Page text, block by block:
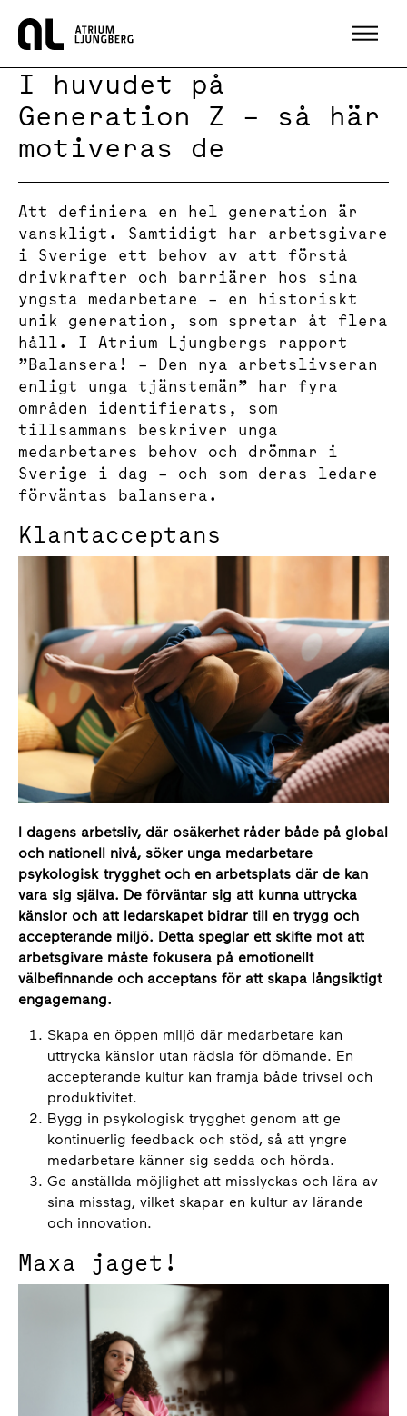
Hem
I huvudet på
Generation Z – så här
motiveras de
Att definiera en hel generation är
vanskligt. Samtidigt har arbetsgivare
i Sverige ett behov av att förstå
drivkrafter och barriärer hos sina
yngsta medarbetare – en historiskt
unik generation, som spretar åt flera
håll. I Atrium Ljungbergs rapport
”Balansera! – Den nya arbetslivseran
enligt unga tjänstemän” har fyra
områden identifierats, som
tillsammans beskriver unga
medarbetares behov och drömmar i
Sverige i dag – och som deras ledare
förväntas balansera.
Klantacceptans
I dagens arbetsliv, där osäkerhet råder både på global
och nationell nivå, söker unga medarbetare
psykologisk trygghet och en arbetsplats där de kan
vara sig själva. De förväntar sig att kunna uttrycka
känslor och att ledarskapet bidrar till en trygg och
accepterande miljö. Detta speglar ett skifte mot att
arbetsgivare måste fokusera på emotionellt
välbefinnande och acceptans för att skapa långsiktigt
engagemang.
Skapa en öppen miljö där medarbetare kan
uttrycka känslor utan rädsla för dömande. En
accepterande kultur kan främja både trivsel och
produktivitet.
Bygg in psykologisk trygghet genom att ge
kontinuerlig feedback och stöd, så att yngre
medarbetare känner sig sedda och hörda.
Ge anställda möjlighet att misslyckas och lära av
sina misstag, vilket skapar en kultur av lärande
och innovation.
Maxa jaget!